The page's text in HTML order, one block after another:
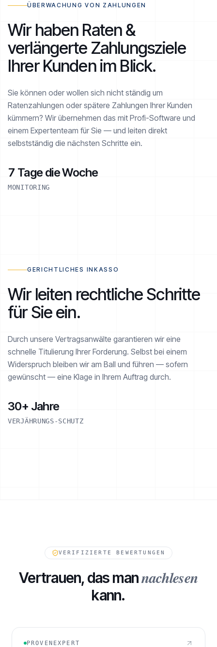
ÜBERWACHUNG VON ZAHLUNGEN
Wir haben Raten &
verlängerte Zahlungsziele
Ihrer Kunden im Blick.
Sie können oder wollen sich nicht ständig um
Ratenzahlungen oder spätere Zahlungen Ihrer Kunden
kümmern? Wir übernehmen das mit Profi-Software und
einem Expertenteam für Sie — und leiten direkt
selbstständig die nächsten Schritte ein.
7 Tage die Woche
MONITORING
Realisiert
GERICHTLICHES INKASSO
Wir leiten rechtliche Schritte
für Sie ein.
Durch unsere Vertragsanwälte garantieren wir eine
schnelle Titulierung Ihrer Forderung. Selbst bei einem
Widerspruch bleiben wir am Ball und führen — sofern
gewünscht — eine Klage in Ihrem Auftrag durch.
30+ Jahre
VERJÄHRUNGS-SCHUTZ
FORDERUNGEN IN WARTESTELLUNG
VERIFIZIERTE BEWERTUNGEN
Vertrauen, das mannachlesen
kann.
PROVENEXPERT